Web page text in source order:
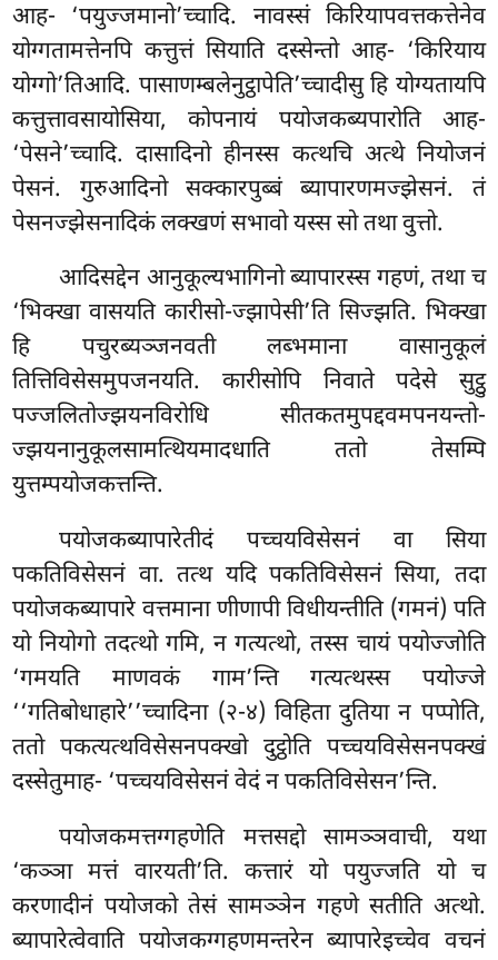
आह- ‘पयुज्जमानो’च्चादि. नावस्सं किरियापवत्तकत्तेनेव
योग्गतामत्तेनपिकत्तुत्तं सियाति दस्सेन्तो आह- ‘किरियाय
योग्गो’तिआदि. पासाणम्बलेनुट्ठापेति’च्चादीसु हि योग्यतायपि
कत्तुत्तावसायोसिया, कोपनायं पयोजकब्यपारोति आह-
‘पेसने’च्चादि. दासादिनो हीनस्स कत्थचि अत्थे नियोजनं
पेसनं. गुरुआदिनो सक्कारपुब्बं ब्यापारणमज्झेसनं. तं
पेसनज्झेसनादिकं लक्खणं सभावो यस्स सो तथा वुत्तो.
आदिसद्देन आनुकूल्यभागिनो ब्यापारस्स गहणं, तथा च
‘भिक्खा वासयति कारीसो-ज्झापेसी’ति सिज्झति. भिक्खा
हि पचुरब्यञ्जनवती लब्भमाना वासानुकूलं
तित्तिविसेसमुपजनयति. कारीसोपि निवाते पदेसे सुट्ठु
पज्जलितोज्झयनविरोधि सीतकतमुपद्दवमपनयन्तो-
ज्झयनानुकूलसामत्थियमादधाति ततो तेसम्पि
युत्तम्पयोजकत्तन्ति.
पयोजकब्यापारेतीदं पच्चयविसेसनं वा सिया
पकतिविसेसनं वा. तत्थ यदि पकतिविसेसनं सिया, तदा
पयोजकब्यापारे वत्तमाना णीणापी विधीयन्तीति (गमनं) पति
यो नियोगो तदत्थो गमि, न गत्यत्थो, तस्स चायं पयोज्जोति
‘गमयति माणवकं गाम’न्ति गत्यत्थस्स पयोज्जे
‘‘गतिबोधाहारे’’च्चादिना (२-४) विहिता दुतिया न पप्पोति,
ततो पकत्यत्थविसेसनपक्खो दुट्ठोति पच्चयविसेसनपक्खं
दस्सेतुमाह- ‘पच्चयविसेसनं वेदं न पकतिविसेसन’न्ति.
पयोजकमत्तग्गहणेति मत्तसद्दो सामञ्ञवाची, यथा
‘कञ्ञा मत्तं वारयती’ति. कत्तारं यो पयुज्जति यो च
करणादीनं पयोजको तेसं सामञ्ञेन गहणे सतीति अत्थो.
ब्यापारेत्वेवाति पयोजकग्गहणमन्तरेन ब्यापारेइच्चेव वचनं